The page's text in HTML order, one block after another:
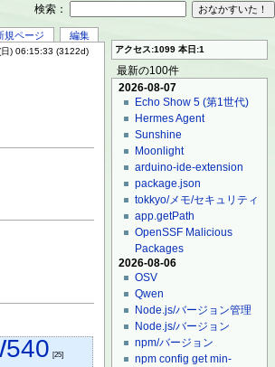
規ページ 編集
) 06:15:33 (3122d)
[25]
アクセス:1099 本日:1
最新の100件
2026-08-07
Echo Show 5 (第1世代)
Hermes Agent
Sunshine
Moonlight
arduino-ide-extension
package.json
tokkyo/メモ/セキュリティ
app.getPath
OpenSSF Malicious
Packages
2026-08-06
OSV
Qwen
Node.js/バージョン管理
Node.js/バージョン
npm/バージョン
npm config get min-
検索：